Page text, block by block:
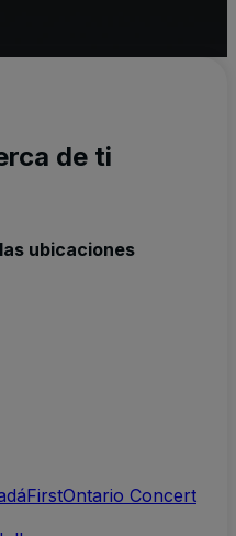
de ti
ubicaciones
FirstOntario Concert